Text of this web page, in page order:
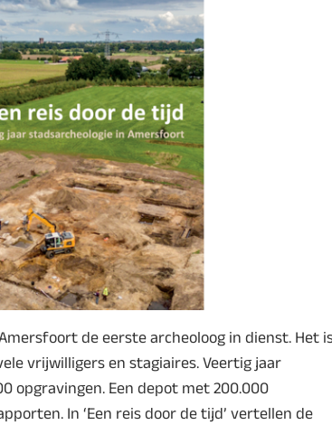
de eerste archeoloog in dienst. Het
vrijwilligers en stagiaires. Veertig jaar
opgravingen. Een depot met 200.000
In ‘Een reis door de tijd’ vertellen de